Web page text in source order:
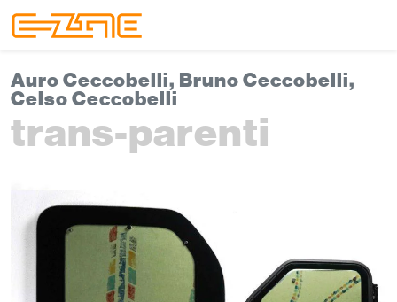
Auro Ceccobelli, Bruno Ceccobelli,
Celso Ceccobelli
trans-parenti